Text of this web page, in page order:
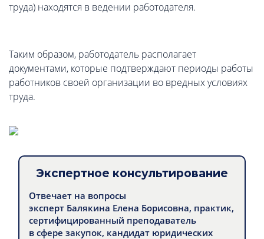
труда) находятся в ведении работодателя.
Таким образом, работодатель располагает
документами, которые подтверждают периоды работы
работников своей организации во вредных условиях
труда.
Экспертное консультирование
Отвечает на вопросы
эксперт Балякина Елена Борисовна, практик,
сертифицированный преподаватель
в сфере закупок, кандидат юридических